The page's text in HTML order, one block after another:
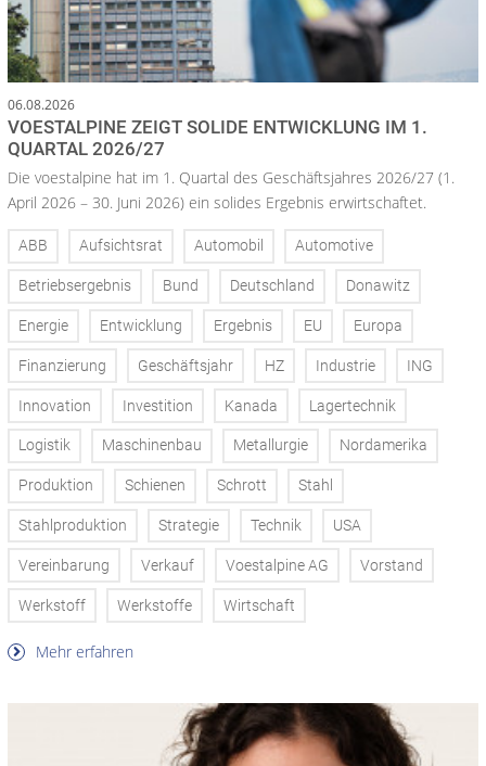
06.08.2026
VOESTALPINE ZEIGT SOLIDE ENTWICKLUNG IM 1.
QUARTAL 2026/27
Die voestalpine hat im 1. Quartal des Geschäftsjahres 2026/27 (1.
April 2026 – 30. Juni 2026) ein solides Ergebnis erwirtschaftet.
ABB Aufsichtsrat Automobil Automotive
Betriebsergebnis Bund Deutschland Donawitz
Energie Entwicklung Ergebnis EU Europa
Finanzierung Geschäftsjahr HZ Industrie ING
Innovation Investition Kanada Lagertechnik
Logistik Maschinenbau Metallurgie Nordamerika
Produktion Schienen Schrott Stahl
Stahlproduktion Strategie Technik USA
Vereinbarung Verkauf Voestalpine AG Vorstand
Werkstoff Werkstoffe Wirtschaft
Mehr erfahren